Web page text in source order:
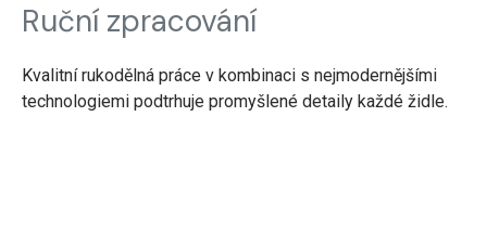
Ruční zpracování
Kvalitní rukodělná práce v kombinaci s nejmodernějšími
technologiemi podtrhuje promyšlené detaily každé židle.